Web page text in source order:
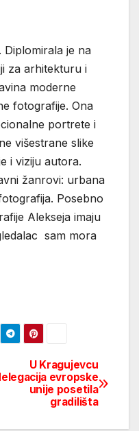
je na
za arhitekturu i
moderne
fotografije. Ona
portrete i
višestrane slike
i viziju autora.
žanrovi: urbana
Posebno
Alekseja imaju
sam mora
U Kragujevcu
evropske
unije posetila
gradilišta